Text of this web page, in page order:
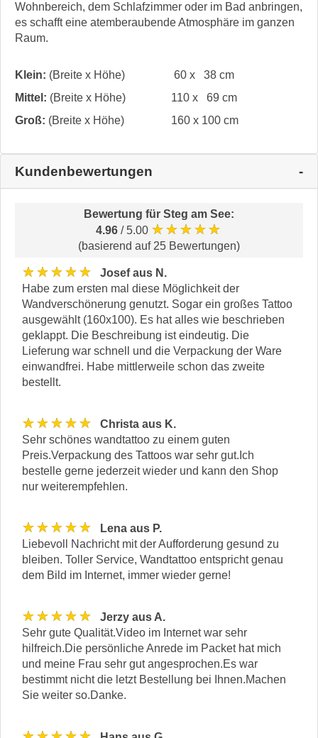
Wohnbereich, dem Schlafzimmer oder im Bad anbringen,
es schafft eine atemberaubende Atmosphäre im ganzen
Raum.
Klein: (Breite x Höhe)
60 x 38 cm
Mittel: (Breite x Höhe)
110 x 69 cm
Groß: (Breite x Höhe) 160 x 100 cm
Kundenbewertungen
Bewertung für Steg am See:
4.96 / 5.00 ★★★★★
(basierend auf 25 Bewertungen)
★★★★★
Josef aus N.
Habe zum ersten mal diese Möglichkeit der
Wandverschönerung genutzt. Sogar ein großes Tattoo
ausgewählt (160x100). Es hat alles wie beschrieben
geklappt. Die Beschreibung ist eindeutig. Die
Lieferung war schnell und die Verpackung der Ware
einwandfrei. Habe mittlerweile schon das zweite
bestellt.
★★★★★
Christa aus K.
Sehr schönes wandtattoo zu einem guten
Preis.Verpackung des Tattoos war sehr gut.Ich
bestelle gerne jederzeit wieder und kann den Shop
nur weiterempfehlen.
★★★★★
Lena aus P.
Liebevoll Nachricht mit der Aufforderung gesund zu
bleiben. Toller Service, Wandtattoo entspricht genau
dem Bild im Internet, immer wieder gerne!
★★★★★
Jerzy aus A.
Sehr gute Qualität.Video im Internet war sehr
hilfreich.Die persönliche Anrede im Packet hat mich
und meine Frau sehr gut angesprochen.Es war
bestimmt nicht die letzt Bestellung bei Ihnen.Machen
Sie weiter so.Danke.